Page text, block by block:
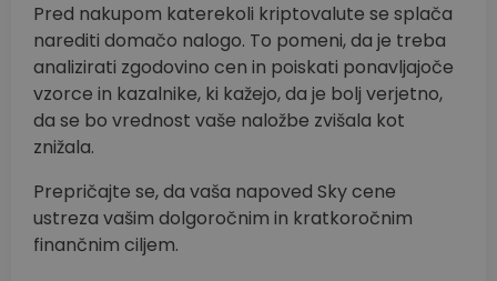
Pred nakupom katerekoli kriptovalute se splača
narediti domačo nalogo. To pomeni, da je treba
analizirati zgodovino cen in poiskati ponavljajoče
vzorce in kazalnike, ki kažejo, da je bolj verjetno,
da se bo vrednost vaše naložbe zvišala kot
znižala.
Prepričajte se, da vaša napoved Sky cene
ustreza vašim dolgoročnim in kratkoročnim
finančnim ciljem.